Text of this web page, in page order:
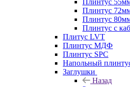
Плинтус
Плинтус
Плинтус с
Плитус LVT
Плинтус МДФ
Плинтус SPC
Напольный
Заглушки
Назад